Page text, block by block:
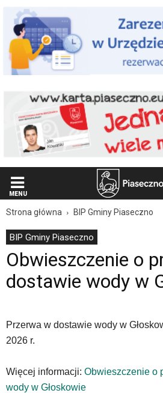
użytkowników
czytników
ekranowych Znajdujesz
się
podstronie
"Obwieszczenie
przerwie
dostawie
wody
Głoskowie
Oficjalna
strona
Miasta
Piaseczno".
wyposażona
menu
pozwalające
szybko
MENU
Strona główna BIP Gminy Piaseczno
BIP Gminy Piaseczno
Obwieszczenie o
dostawie wody w
Przerwa w dostawie wody w
2026 r.
Więcej informacji: Obwieszczenie o
wody w Głoskowie